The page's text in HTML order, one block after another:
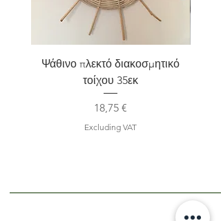
Ψάθινο πλεκτό διακοσμητικό
τοίχου 35εκ
Price
18,75 €
Excluding VAT